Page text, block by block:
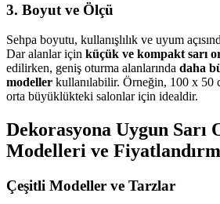
3. Boyut ve Ölçü
Sehpa boyutu, kullanışlılık ve uyum
Dar alanlar için küçük ve kompakt sarı
edilirken, geniş oturma alanlarında daha
modeller kullanılabilir. Örneğin, 100 x 50
orta büyüklükteki salonlar için idealdir.
Dekorasyona Uygun Sarı
Modelleri ve
Çeşitli Modeller ve Tarzlar